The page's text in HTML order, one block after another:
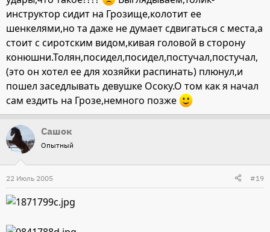
инструктор сидит на Грозище,колотит ее
шенкелями,но та даже не думает сдвигаться с места,а
стоит с сиротским видом,кивая головой в сторону
конюшни.Толян,посидел,посидел,постучал,постучал,
(это он хотел ее для хозяйки распинать) плюнул,и
пошел заседлывать девушке Осоку.О том как я начал
сам ездить на Грозе,немного позже
Сашок
Опытный
22 Июль 2005 #19